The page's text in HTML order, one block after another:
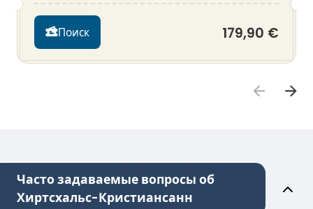
Поиск 179,90 €
Часто задаваемые вопросы об
Хиртсхальс-Кристиансанн